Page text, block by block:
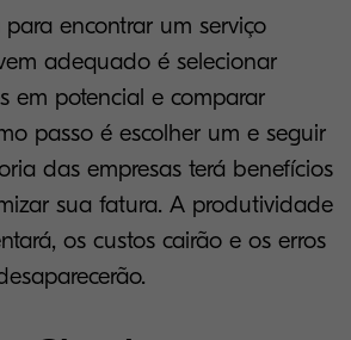
encontrar um serviço
adequado é selecionar
em potencial e comparar
passo é escolher um e seguir
das empresas terá benefícios
sua fatura. A produtividade
os custos cairão e os erros